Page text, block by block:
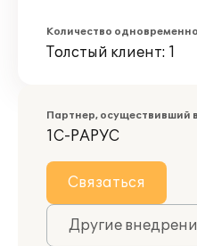
Количество
Толстый клиент: 1
Партнер, осуществивший
1С-РАРУС
Связаться
Другие